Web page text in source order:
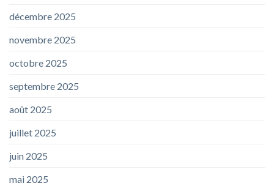
décembre 2025
novembre 2025
octobre 2025
septembre 2025
août 2025
juillet 2025
juin 2025
mai 2025